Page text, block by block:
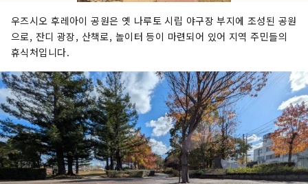
우즈시오 후레아이 공원은 옛 나루토 시립 야구장 부지에 조성된 공원
으로, 잔디 광장, 산책로, 놀이터 등이 마련되어 있어 지역 주민들의
휴식처입니다.